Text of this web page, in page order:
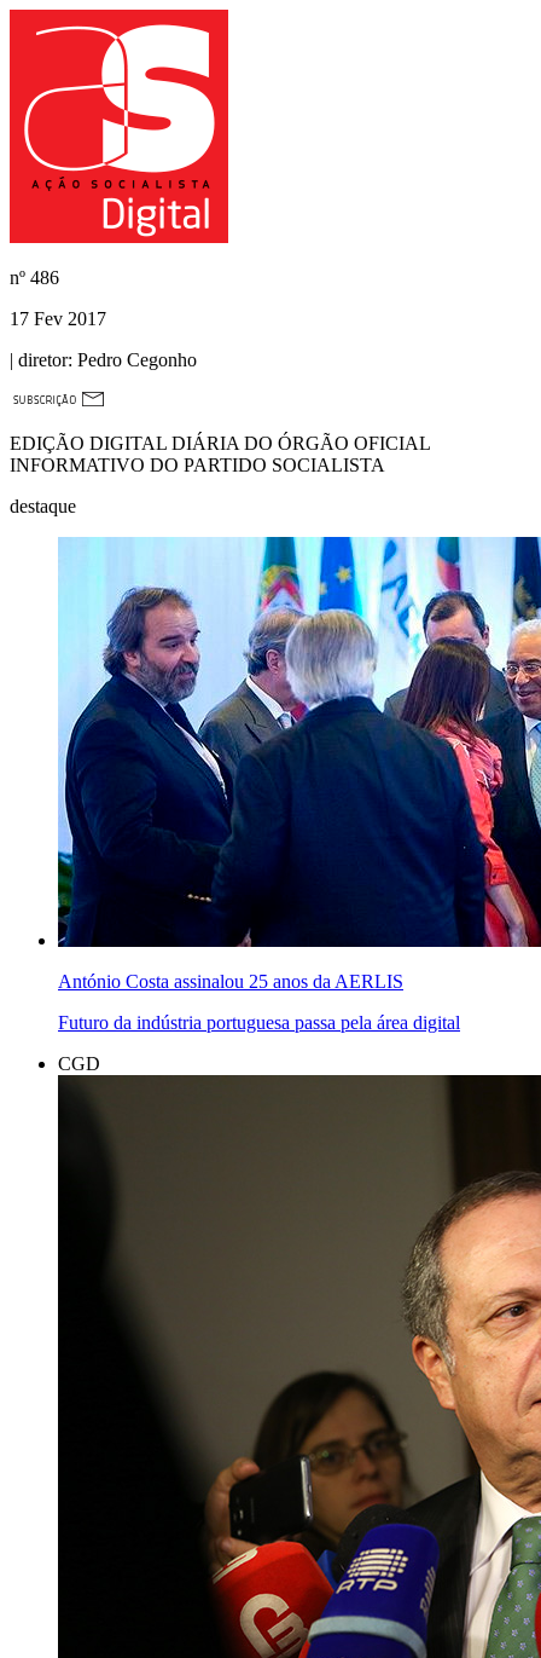
nº 486
17 Fev 2017
| diretor: Pedro Cegonho
EDIÇÃO DIGITAL DIÁRIA DO ÓRGÃO OFICIAL
INFORMATIVO DO PARTIDO SOCIALISTA
destaque
António Costa assinalou 25 anos da AERLIS
Futuro da indústria portuguesa passa pela área digital
CGD